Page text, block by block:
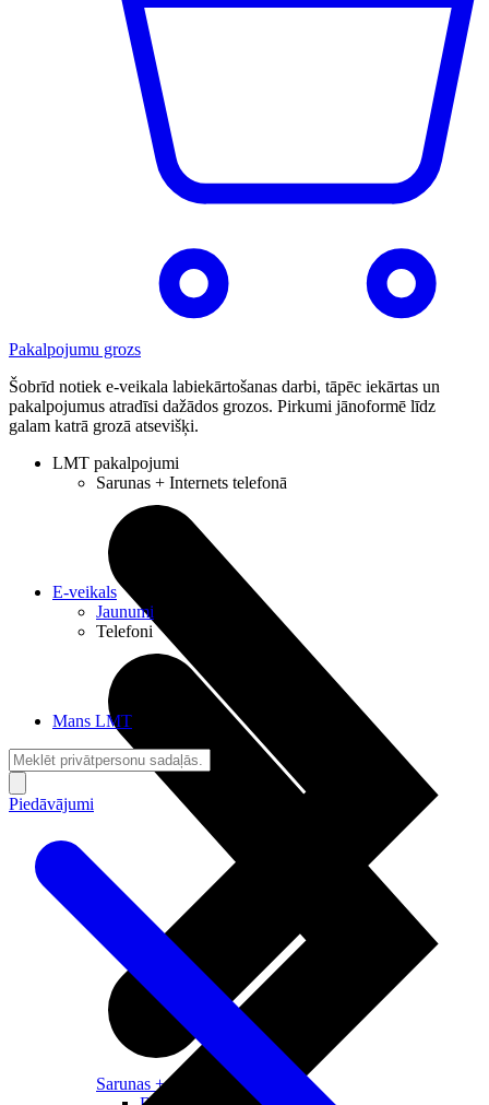
Pakalpojumu grozs
Šobrīd notiek e-veikala labiekārtošanas darbi, tāpēc iekārtas un
pakalpojumus atradīsi dažādos grozos. Pirkumi jānoformē līdz
galam katrā grozā atsevišķi.
LMT pakalpojumi
Sarunas + Internets telefonā
Sarunas + Internets
E-veikals
Jaunumi
Telefoni
Mans LMT
Piedāvājumi